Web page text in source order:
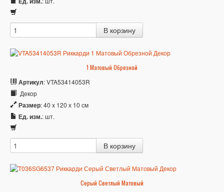
1 Матовый Обрезной
Артикул: VTA53414053R
Декор
Размер: 40 x 120 x 10 см
Ед. изм.: шт.
Серый Светлый Матовый